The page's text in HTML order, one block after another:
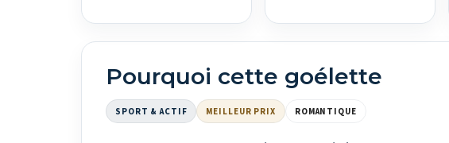
Pourquoi cette goélette
SPORT & ACTIF MEILLEUR PRIX ROMANTIQUE